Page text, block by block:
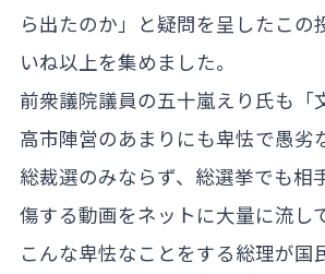
ら出たのか」と疑問を呈したこの
いね以上を集めました。
前衆議院議員の五十嵐えり氏も「
高市陣営のあまりにも卑怯で愚劣
総裁選のみならず、総選挙でも相
傷する動画をネットに大量に流し
こんな卑怯なことをする総理が国